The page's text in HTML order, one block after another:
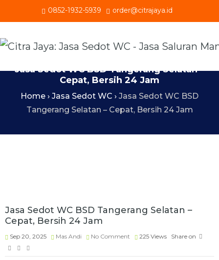
0852-1932-5939 order@citrajaya.id
Jasa Sedot WC BSD Tangerang Selatan –
Cepat, Bersih 24 Jam
Home › Jasa Sedot WC › Jasa Sedot WC BSD
Tangerang Selatan – Cepat, Bersih 24 Jam
Jasa Sedot WC BSD Tangerang Selatan –
Cepat, Bersih 24 Jam
Sep 20, 2025 Mas Andi No Comment 225 Views Share on